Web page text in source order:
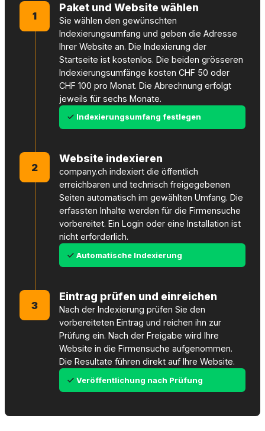
1
Paket und Website wählen
Sie wählen den gewünschten
Indexierungsumfang und geben die Adresse
Ihrer Website an. Die Indexierung der
Startseite ist kostenlos. Die beiden grösseren
Indexierungsumfänge kosten CHF 50 oder
CHF 100 pro Monat. Die Abrechnung erfolgt
jeweils für sechs Monate.
Indexierungsumfang festlegen
2
Website indexieren
company.ch indexiert die öffentlich
erreichbaren und technisch freigegebenen
Seiten automatisch im gewählten Umfang. Die
erfassten Inhalte werden für die Firmensuche
vorbereitet. Ein Login oder eine Installation ist
nicht erforderlich.
Automatische Indexierung
3
Eintrag prüfen und einreichen
Nach der Indexierung prüfen Sie den
vorbereiteten Eintrag und reichen ihn zur
Prüfung ein. Nach der Freigabe wird Ihre
Website in die Firmensuche aufgenommen.
Die Resultate führen direkt auf Ihre Website.
Veröffentlichung nach Prüfung